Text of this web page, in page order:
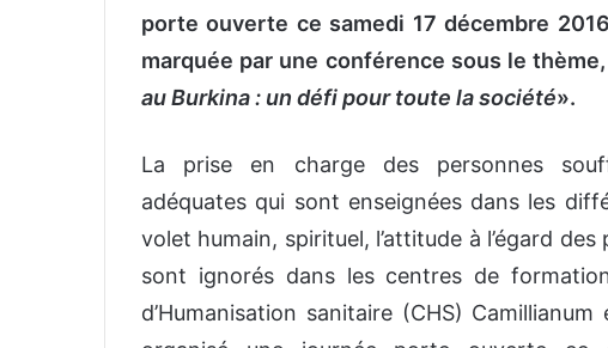
porte ouverte ce samedi 17 décembre
marquée par une conférence sous le
au Burkina : un défi pour toute la société».
La prise en charge des personnes
adéquates qui sont enseignées dans les
volet humain, spirituel, l’attitude à l’égard
sont ignorés dans les centres de
d’Humanisation sanitaire (CHS)